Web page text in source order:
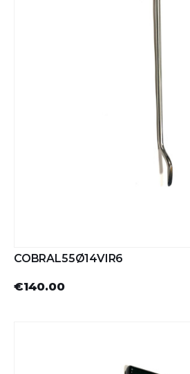
COBRAL55Ø14VIR6
€140.00